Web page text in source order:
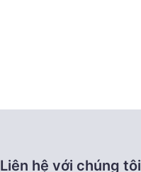
Liên hệ với chúng tôi